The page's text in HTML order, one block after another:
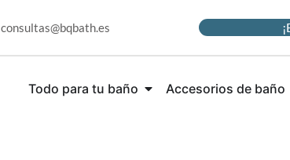
consultas@bqbath.es
Todo para tu baño Accesorios de baño